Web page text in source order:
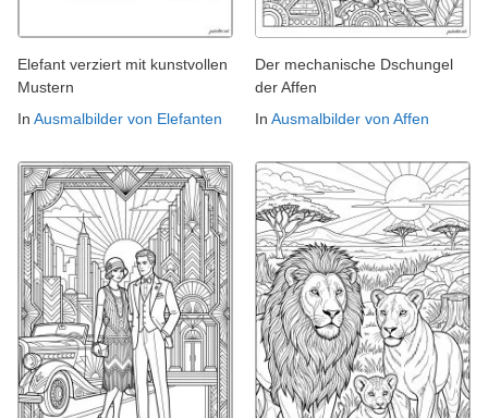
Elefant verziert mit kunstvollen
Mustern
In Ausmalbilder von Elefanten
Der mechanische Dschungel
der Affen
In Ausmalbilder von Affen